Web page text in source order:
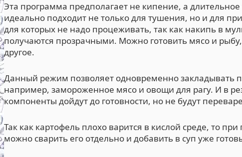
Эта программа предполагает не кипение, а
идеально подходит не только для тушения, но и для
для которых не надо процеживать, так как накипь в
получаются прозрачными. Можно готовить мясо и
другое.
Данный режим позволяет одновременно закладывать
например, замороженное мясо и овощи для рагу. И в
компоненты дойдут до готовности, но не будут
Так как картофель плохо варится в кислой среде, то
можно сварить его отдельно и добавить в суп уже